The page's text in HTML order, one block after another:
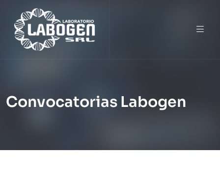
Convocatorias Labogen